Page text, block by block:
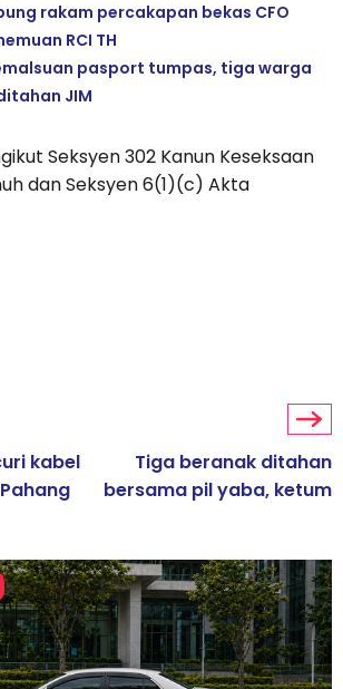
rakam percakapan bekas CFO
RCI TH
pasport tumpas, tiga warga
JIM
Seksyen 302 Kanun Keseksaan
dan Seksyen 6(1)(c) Akta
kabel
Tiga beranak ditahan
bersama pil yaba, ketum